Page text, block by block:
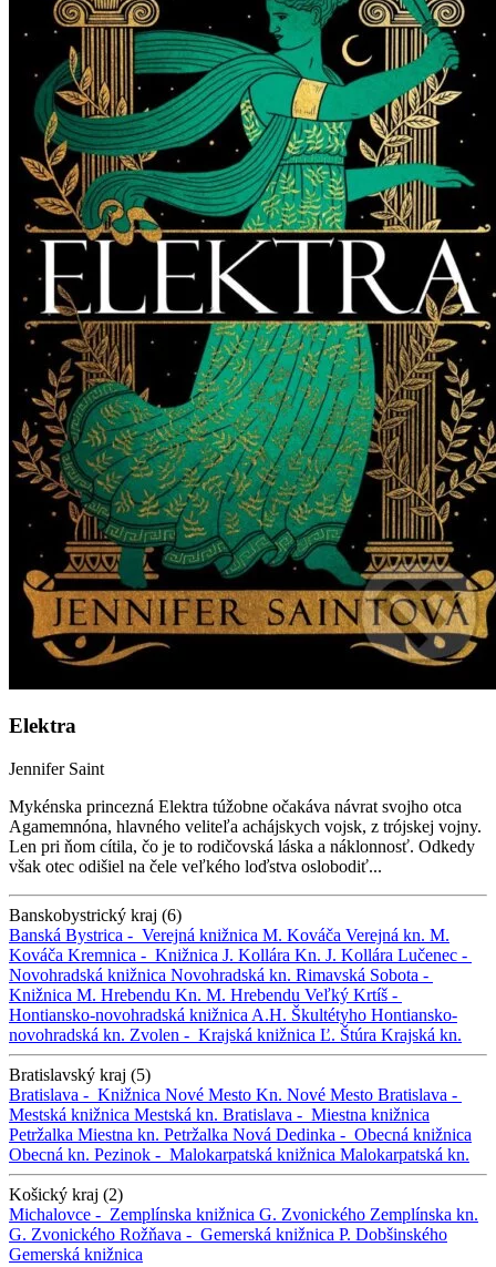
Elektra
Jennifer Saint
Mykénska princezná Elektra túžobne očakáva návrat svojho otca
Agamemnóna, hlavného veliteľa achájskych vojsk, z trójskej vojny.
Len pri ňom cítila, čo je to rodičovská láska a náklonnosť. Odkedy
však otec odišiel na čele veľkého loďstva oslobodiť...
Banskobystrický kraj (6)
Banská Bystrica - Verejná knižnica M. Kováča Verejná kn. M.
Kováča Kremnica - Knižnica J. Kollára Kn. J. Kollára Lučenec -
Novohradská knižnica Novohradská kn. Rimavská Sobota -
Knižnica M. Hrebendu Kn. M. Hrebendu Veľký Krtíš -
Hontiansko-novohradská knižnica A.H. Škultétyho Hontiansko-
novohradská kn. Zvolen - Krajská knižnica Ľ. Štúra Krajská kn.
Bratislavský kraj (5)
Bratislava - Knižnica Nové Mesto Kn. Nové Mesto Bratislava -
Mestská knižnica Mestská kn. Bratislava - Miestna knižnica
Petržalka Miestna kn. Petržalka Nová Dedinka - Obecná knižnica
Obecná kn. Pezinok - Malokarpatská knižnica Malokarpatská kn.
Košický kraj (2)
Michalovce - Zemplínska knižnica G. Zvonického Zemplínska kn.
G. Zvonického Rožňava - Gemerská knižnica P. Dobšinského
Gemerská knižnica